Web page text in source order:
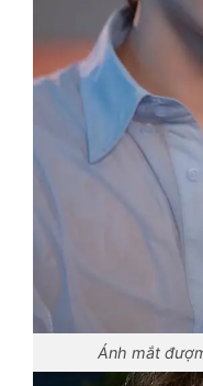
Ánh mắt